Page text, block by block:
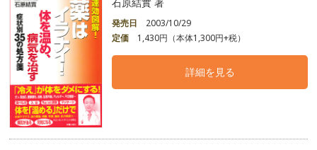
石原結實 著
発売日
2003/10/29
定価
1,430円（本体1,300円+税）
詳細を見る